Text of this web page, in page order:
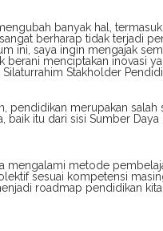
banyak hal,
berharap tidak terjadi
ini, saya ingin mengajak
berani menciptakan inovasi
Stakholder
pendidikan merupakan
baik itu dari sisi Sumber
mengalami metode
sesuai kompetensi
roadmap pendidikan kita